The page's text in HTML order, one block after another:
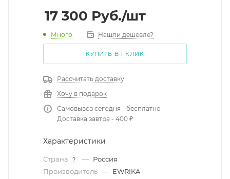
17 300 Руб./шт
Много Нашли дешевле?
КУПИТЬ В 1 КЛИК
Рассчитать доставку
Хочу в подарок
Самовывоз сегодня - бесплатно
Доставка завтра - 400 ₽
Характеристики
Страна ? — Россия
Производитель — EWRIKA